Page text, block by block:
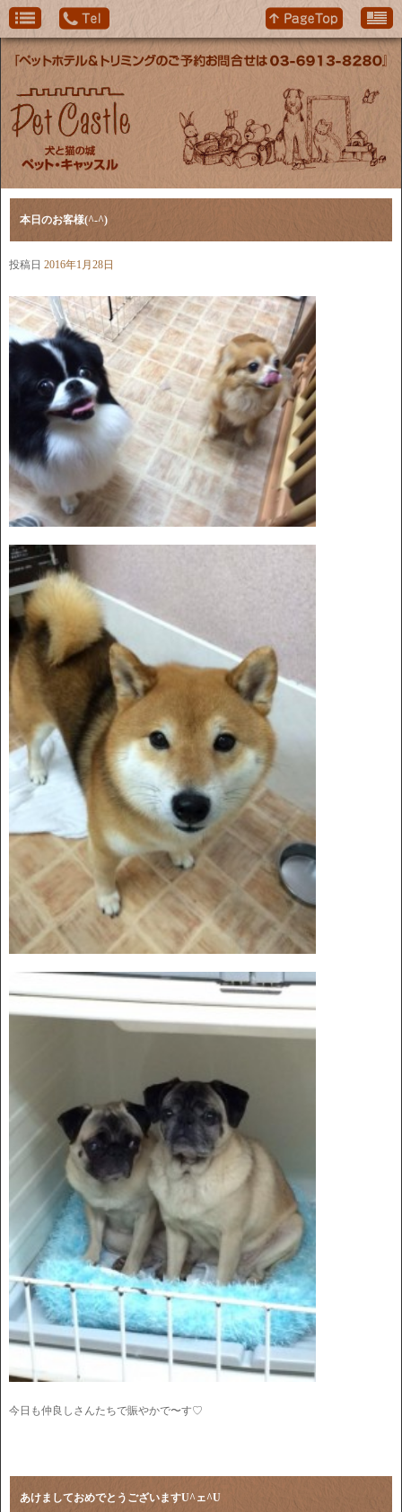
本日のお客様(^-^)
投稿日 2016年1月28日
今日も仲良しさんたちで賑やかで〜す♡
あけましておめでとうございますU^ェ^U